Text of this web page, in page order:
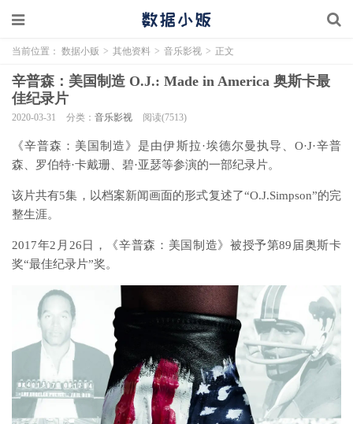
当前位置： 数据小贩 > 其他资料 > 音乐影视 > 正文
辛普森：美国制造 O.J.: Made in America 奥斯卡最
佳纪录片
2020-03-31 分类： 音乐影视 阅读(7513)
《辛普森：美国制造》是由伊斯拉·埃德尔曼执导、O·J·辛普
森、罗伯特·卡戴珊、碧·亚瑟等参演的一部纪录片。
该片共有5集，以档案新闻画面的形式复述了“O.J.Simpson”的完
整生涯。
2017年2月26日，《辛普森：美国制造》被授予第89届奥斯卡
奖“最佳纪录片”奖。